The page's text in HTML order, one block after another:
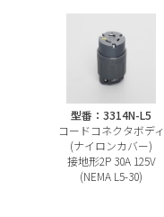
型番：3314N-L5
コードコネクタボディ
(ナイロンカバー)
接地形2P 30A 125V
(NEMA L5-30)